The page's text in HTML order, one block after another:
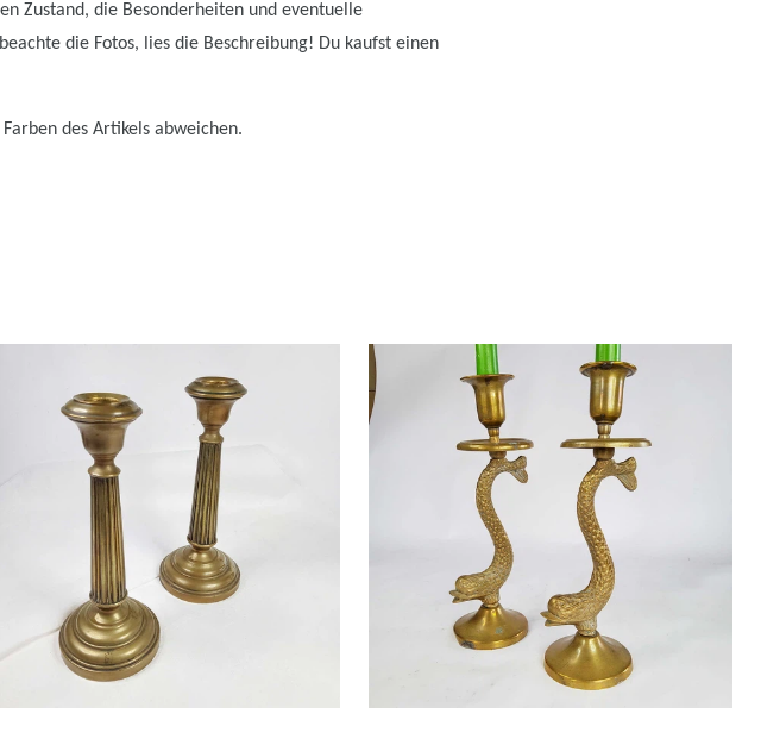
Zustand, die Besonderheiten und eventuelle
die Fotos, lies die Beschreibung! Du kaufst einen
des Artikels abweichen.